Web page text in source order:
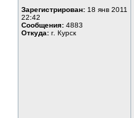
Зарегистрирован: 18 янв 2011
22:42
Сообщения: 4883
Откуда: г. Курск